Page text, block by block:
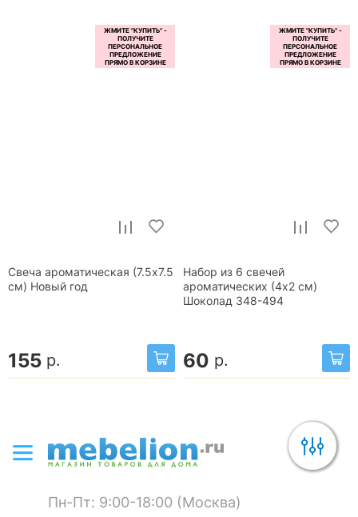
Свеча ароматическая (7.5x7.5
см) Новый год
155 р.
Набор из 6 свечей
ароматических (4x2 см)
Шоколад 348-494
60 р.
Пн-Пт: 9:00-18:00 (Москва)